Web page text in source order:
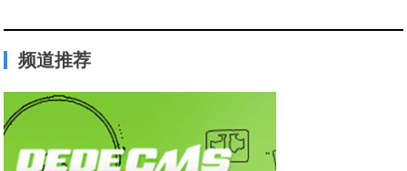
频道推荐